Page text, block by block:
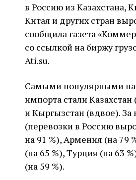
в Россию из Казахстана,
Китая и других стран
сообщила газета
со ссылкой на биржу
Ati.su.
Самыми популярными
импорта стали Казахстан
и Кыргызстан (вдвое).
(перевозки в Россию
на 91 %), Армения (на 79
(на 65 %), Турция (на 63
(на 59 %).